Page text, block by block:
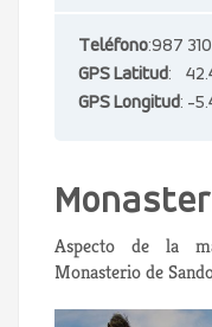
Teléfono:987
GPS Latitud:
GPS Longitud: -
Aspecto de la
Monasterio de